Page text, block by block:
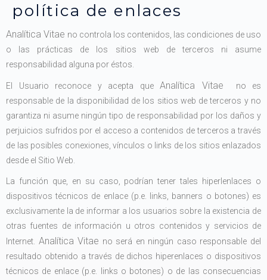
política de enlaces
Analítica Vitae no controla los contenidos, las condiciones de uso
o las prácticas de los sitios web de terceros ni asume
responsabilidad alguna por éstos.
El Usuario reconoce y acepta que Analítica Vitae no es
responsable de la disponibilidad de los sitios web de terceros y no
garantiza ni asume ningún tipo de responsabilidad por los daños y
perjuicios sufridos por el acceso a contenidos de terceros a través
de las posibles conexiones, vínculos o links de los sitios enlazados
desde el Sitio Web.
La función que, en su caso, podrían tener tales hiperlenlaces o
dispositivos técnicos de enlace (p.e. links, banners o botones) es
exclusivamente la de informar a los usuarios sobre la existencia de
otras fuentes de información u otros contenidos y servicios de
Internet. Analítica Vitae no será en ningún caso responsable del
resultado obtenido a través de dichos hiperenlaces o dispositivos
técnicos de enlace (p.e. links o botones) o de las consecuencias